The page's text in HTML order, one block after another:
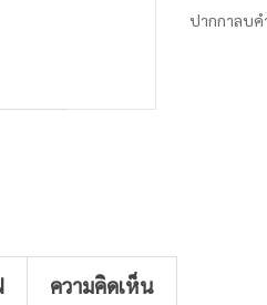
ปากกาลบค
ความคิดเห็น